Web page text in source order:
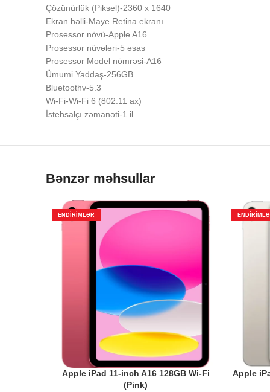
Çözünürlük (Piksel)-2360 x 1640
Ekran həlli-Maye Retina ekranı
Prosessor növü-Apple A16
Prosessor nüvələri-5 əsas
Prosessor Model nömrəsi-A16
Ümumi Yaddaş-256GB
Bluetoothv-5.3
Wi-Fi-Wi-Fi 6 (802.11 ax)
İstehsalçı zəmanəti-1 il
Bənzər məhsullar
ENDIRIMLƏR
Apple iPad 11-inch A16 128GB Wi-Fi
(Pink)
Apple